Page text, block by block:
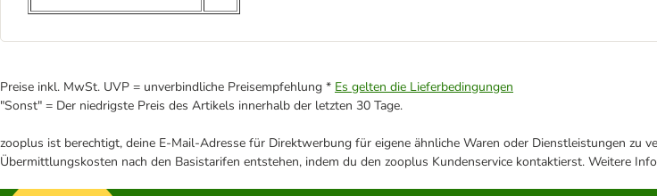
Preise inkl. MwSt. UVP = unverbindliche Preisempfehlung * Es gelten die Lieferbedingungen
"Sonst" = Der niedrigste Preis des Artikels innerhalb der letzten 30 Tage.
zooplus ist berechtigt, deine E-Mail-Adresse für Direktwerbung für eigene ähnliche Waren oder Dienstleistungen zu
Übermittlungskosten nach den Basistarifen entstehen, indem du den zooplus Kundenservice kontaktierst. Weitere